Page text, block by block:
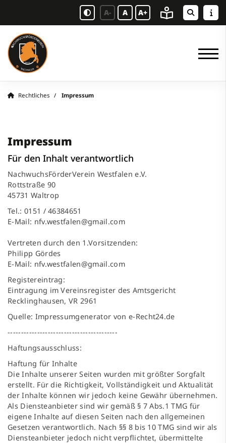
A- A A+
Rechtliches Impressum
Impressum
Für den Inhalt verantwortlich
NachwuchsFörderVerein Westfalen e.V.
Rottstraße 90
45731 Waltrop
Tel.: 0151 / 46384651
E-Mail: nfv.westfalen@gmail.com
Vertreten durch den 1.Vorsitzenden:
Philipp Gördes
E-Mail: nfv.westfalen@gmail.com
Registereintrag:
Eintragung im Vereinsregister des Amtsgericht
Recklinghausen, VR 2961
Quelle: Impressumgenerator von e-Recht24.de
-----------------------------------------
Haftungsausschluss:
Haftung für Inhalte
Die Inhalte unserer Seiten wurden mit größter Sorgfalt
erstellt. Für die Richtigkeit, Vollständigkeit und Aktualität
der Inhalte können wir jedoch keine Gewähr übernehmen.
Als Diensteanbieter sind wir gemäß § 7 Abs.1 TMG für
eigene Inhalte auf diesen Seiten nach den allgemeinen
Gesetzen verantwortlich. Nach §§ 8 bis 10 TMG sind wir als
Diensteanbieter jedoch nicht verpflichtet, übermittelte